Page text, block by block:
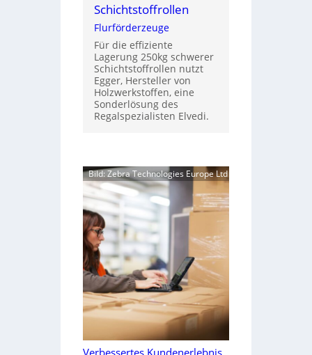
Schichtstoffrollen
Flurförderzeuge
Für die effiziente
Lagerung 250kg schwerer
Schichtstoffrollen nutzt
Egger, Hersteller von
Holzwerkstoffen, eine
Sonderlösung des
Regalspezialisten Elvedi.
Bild: Zebra Technologies Europe Ltd